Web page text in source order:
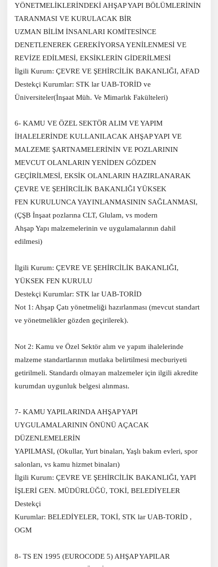
YÖNETMELİKLERİNDEKİ AHŞAP YAPI BÖLÜMLERİNİN
TARANMASI VE KURULACAK BİR
UZMAN BİLİM İNSANLARI KOMİTESİNCE
DENETLENEREK GEREKİYORSA YENİLENMESİ VE
REVİZE EDİLMESİ, EKSİKLERİN GİDERİLMESİ
İlgili Kurum: ÇEVRE VE ŞEHİRCİLİK BAKANLIĞI, AFAD
Destekçi Kurumlar: STK lar UAB-TORİD ve
Üniversiteler(İnşaat Müh. Ve Mimarlık Fakülteleri)
6- KAMU VE ÖZEL SEKTÖR ALIM VE YAPIM
İHALELERİNDE KULLANILACAK AHŞAP YAPI VE
MALZEME ŞARTNAMELERİNİN VE POZLARININ
MEVCUT OLANLARIN YENİDEN GÖZDEN
GEÇİRİLMESİ, EKSİK OLANLARIN HAZIRLANARAK
ÇEVRE VE ŞEHİRCİLİK BAKANLIĞI YÜKSEK
FEN KURULUNCA YAYINLANMASININ SAĞLANMASI,
(ÇŞB İnşaat pozlarına CLT, Glulam, vs modern
Ahşap Yapı malzemelerinin ve uygulamalarının dahil
edilmesi)
İlgili Kurum: ÇEVRE VE ŞEHİRCİLİK BAKANLIĞI,
YÜKSEK FEN KURULU
Destekçi Kurumlar: STK lar UAB-TORİD
Not 1: Ahşap Çatı yönetmeliği hazırlanması (mevcut standart
ve yönetmelikler gözden geçirilerek).
Not 2: Kamu ve Özel Sektör alım ve yapım ihalelerinde
malzeme standartlarının mutlaka belirtilmesi mecburiyeti
getirilmeli. Standardı olmayan malzemeler için ilgili akredite
kurumdan uygunluk belgesi alınması.
7- KAMU YAPILARINDA AHŞAP YAPI
UYGULAMALARININ ÖNÜNÜ AÇACAK
DÜZENLEMELERİN
YAPILMASI, (Okullar, Yurt binaları, Yaşlı bakım evleri, spor
salonları, vs kamu hizmet binaları)
İlgili Kurum: ÇEVRE VE ŞEHİRCİLİK BAKANLIĞI, YAPI
İŞLERİ GEN. MÜDÜRLÜĞÜ, TOKİ, BELEDİYELER
Destekçi
Kurumlar: BELEDİYELER, TOKİ, STK lar UAB-TORİD ,
OGM
8- TS EN 1995 (EUROCODE 5) AHŞAP YAPILAR